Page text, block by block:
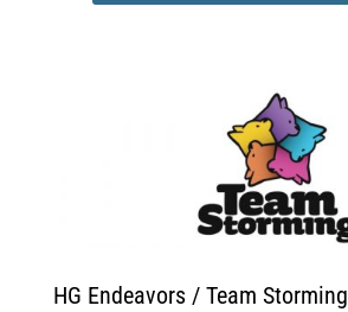
HG Endeavors / Team Storming